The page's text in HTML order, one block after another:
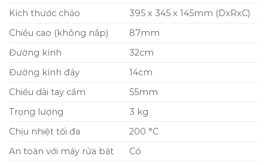
Kích thước chảo
395 x 345 x 145mm (DxRxC)
Chiều cao (không nắp)
87mm
Đường kính
32cm
Đường kính đáy
14cm
Chiều dài tay cầm
55mm
Trọng lượng
3 kg
Chịu nhiệt tối đa
200 °C
An toàn với máy rửa bát
Có